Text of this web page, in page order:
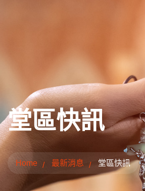
堂區快訊
Home 最新消息 堂區快訊